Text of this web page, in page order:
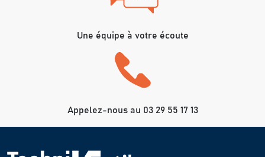
Une équipe à votre écoute
Appelez-nous au 03 29 55 17 13